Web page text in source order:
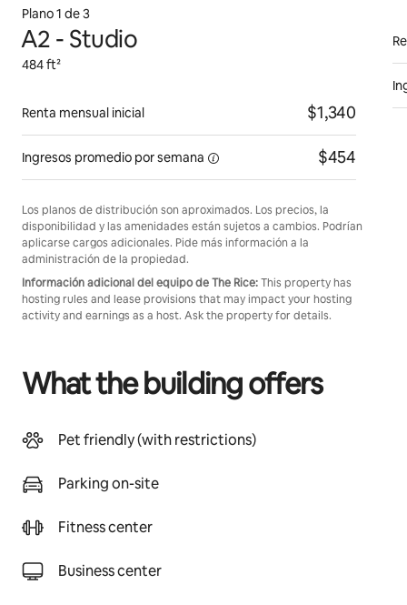
Plano 1 de 3
A2 - Studio
484 ft²
Renta mensual inicial $1,340
Ingresos promedio porsemana $454
Los planos de distribución son aproximados. Los precios, la
disponibilidad y las amenidades están sujetos a cambios. Podrían
aplicarse cargos adicionales. Pide más información a la
administración de la propiedad.
Información adicional del equipo de The Rice:This property has
hosting rules and lease provisions that may impact your hosting
activity and earnings as a host. Ask the property for details.
What the building offers
Pet friendly (with restrictions)
Parking on-site
Fitness center
Business center